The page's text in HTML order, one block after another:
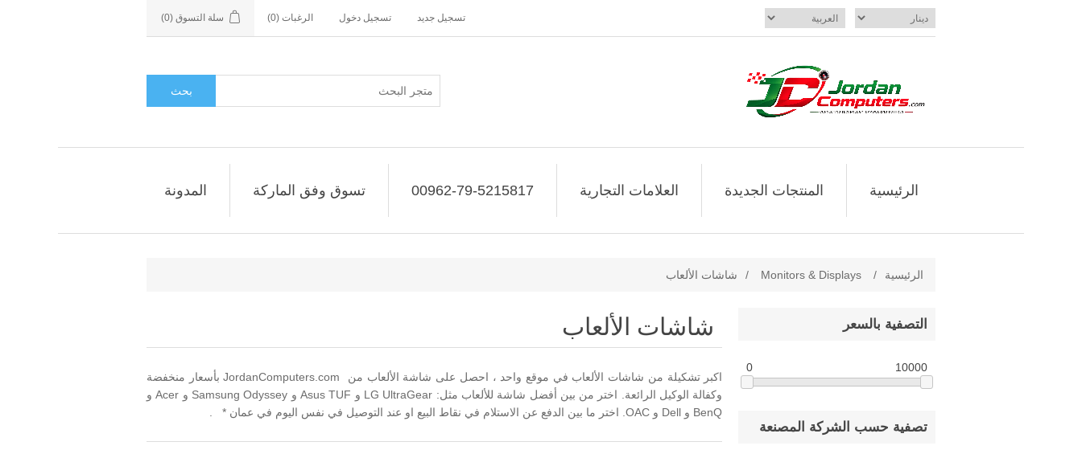
تسجيل جديد تسجيل دخول الرغبات (0) سلة التسوق (0)
بحث
الرئيسية المنتجات الجديدة العلامات التجارية 00962-79-5215817 تسوق وفق الماركة المدونة
الرئيسية /
Monitors & Displays
/ شاشات الألعاب
التصفية بالسعر
0 10000
تصفية حسب الشركة المصنعة
شاشات الألعاب
اكبر تشكيلة من شاشات الألعاب في موقع واحد ، احصل على شاشة الألعاب من JordanComputers.com بأسعار منخفضة
وكفالة الوكيل الرائعة. اختر من بين أفضل شاشة للألعاب مثل: LG UltraGear و Asus TUF و Samsung Odyssey و Acer و
BenQ و Dell و OAC. اختر ما بين الدفع عن الاستلام في نقاط البيع او عند التوصيل في نفس اليوم في عمان * .